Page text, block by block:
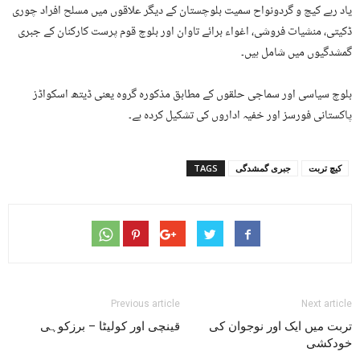
یاد رہے کیچ و گردونواح سمیت بلوچستان کے دیگر علاقوں میں مسلح افراد چوری
ڈکیتی، منشیات فروشی، اغواء برائے تاوان اور بلوچ قوم پرست کارکنان کے جبری
گمشدگیوں میں شامل ہیں۔
بلوچ سیاسی اور سماجی حلقوں کے مطابق مذکورہ گروہ یعنی ڈیتھ اسکواڈز
پاکستانی فورسز اور خفیہ اداروں کی تشکیل کردہ ہے۔
TAGS جبری گمشدگی کیچ تربت
Previous article
قینچی اور کولیٹا – برزکوہی
Next article
تربت میں ایک اور نوجوان کی
خودکشی